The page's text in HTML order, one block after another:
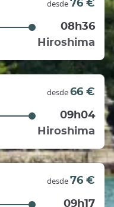
desde76 €
08h36
Hiroshima
desde66 €
09h04
Hiroshima
desde76 €
09h17